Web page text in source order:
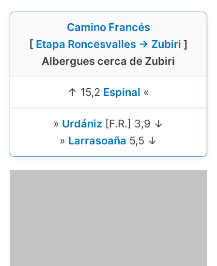
Camino Francés
[ Etapa Roncesvalles → Zubiri ]
Albergues cerca de Zubiri
↑ 15,2 Espinal «
» Urdániz[F.R.] 3,9 ↓
» Larrasoaña 5,5 ↓